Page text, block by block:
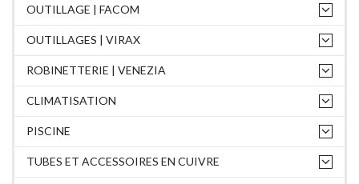
OUTILLAGE | FACOM
OUTILLAGES | VIRAX
ROBINETTERIE | VENEZIA
CLIMATISATION
PISCINE
TUBES ET ACCESSOIRES EN CUIVRE